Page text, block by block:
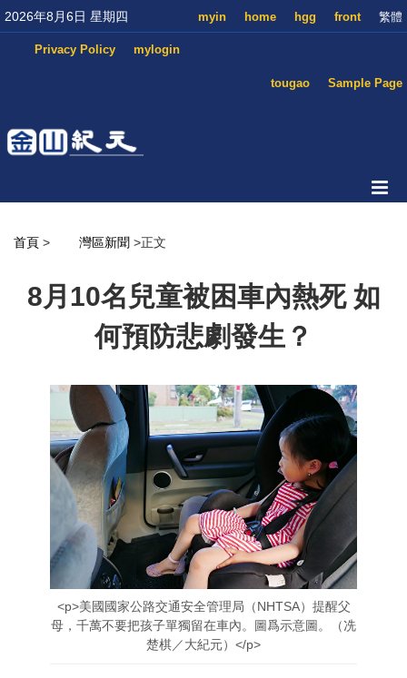
2026年8月6日 星期四 繁體
front
hgg
home
myin
mylogin
Privacy Policy
Sample Page
tougao
首頁 > 灣區新聞 >正文
8月10名兒童被困車內熱死 如
何預防悲劇發生？
<p>美國國家公路交通安全管理局（NHTSA）提醒父
母，千萬不要把孩子單獨留在車內。圖爲示意圖。（冼
楚棋／大紀元）</p>